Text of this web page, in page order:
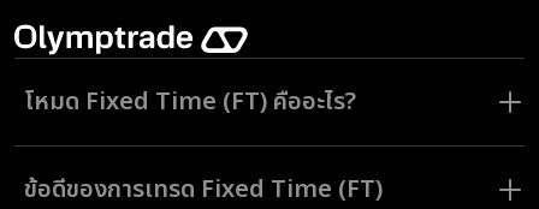
โหมด Fixed Time (FT) คืออะไร?
โหมด Fixed Time (FT) ให้นักเทรดสามารถเทรดโดยกำหนดระยะเวลาในการ
เทรดได้ หากนักเทรดพยากรณ์ราคาสินทรัพย์ไม่ว่าจะขึ้นหรือลงได้อย่างถูกต้อง
นักเทรดจะได้รับเงินกำไรที่กำหนดไว้แล้วล่วงหน้า
ข้อดีของการเทรด Fixed Time (FT)